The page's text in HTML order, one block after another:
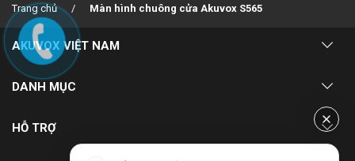
Trang chủ Màn hình chuông cửa Akuvox S565
AKUVOX VIỆT NAM
Về chúng tôi
Kinh nghiệm triển khai dự án
DANH MỤC
Giải pháp
HỖ TRỢ